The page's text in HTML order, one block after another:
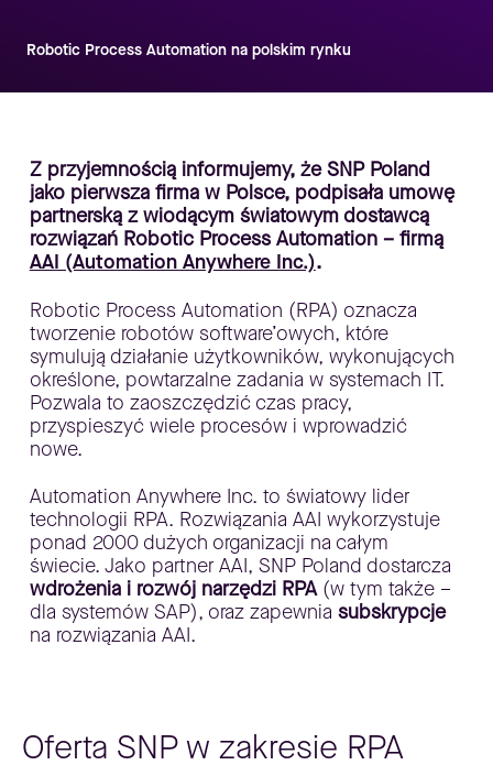
Robotic Process Automation na polskim rynku
Z przyjemnością informujemy, że SNP Poland
jako pierwsza firma w Polsce, podpisała umowę
partnerską z wiodącym światowym dostawcą
rozwiązań Robotic Process Automation – firmą
AAI (Automation Anywhere Inc.).
Robotic Process Automation (RPA) oznacza
tworzenie robotów software’owych, które
symulują działanie użytkowników, wykonujących
określone, powtarzalne zadania w systemach IT.
Pozwala to zaoszczędzić czas pracy,
przyspieszyć wiele procesów i wprowadzić
nowe.
Automation Anywhere Inc. to światowy lider
technologii RPA. Rozwiązania AAI wykorzystuje
ponad 2000 dużych organizacji na całym
świecie. Jako partner AAI, SNP Poland dostarcza
wdrożenia i rozwój narzędzi RPA(w tym także –
dla systemów SAP), oraz zapewnia subskrypcje
na rozwiązania AAI.
Oferta SNP w zakresie RPA